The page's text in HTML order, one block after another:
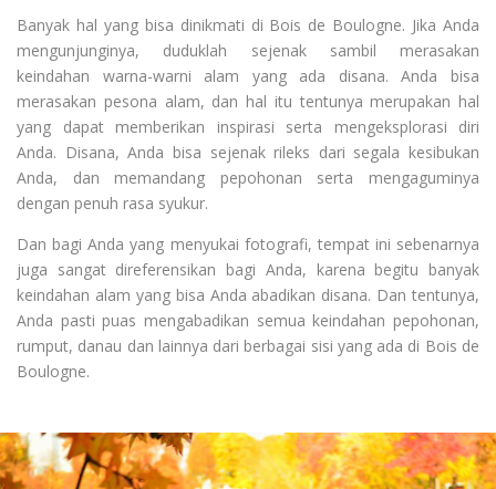
Banyak hal yang bisa dinikmati di Bois de Boulogne. Jika Anda
mengunjunginya, duduklah sejenak sambil merasakan
keindahan warna-warni alam yang ada disana. Anda bisa
merasakan pesona alam, dan hal itu tentunya merupakan hal
yang dapat memberikan inspirasi serta mengeksplorasi diri
Anda. Disana, Anda bisa sejenak rileks dari segala kesibukan
Anda, dan memandang pepohonan serta mengaguminya
dengan penuh rasa syukur.
Dan bagi Anda yang menyukai fotografi, tempat ini sebenarnya
juga sangat direferensikan bagi Anda, karena begitu banyak
keindahan alam yang bisa Anda abadikan disana. Dan tentunya,
Anda pasti puas mengabadikan semua keindahan pepohonan,
rumput, danau dan lainnya dari berbagai sisi yang ada di Bois de
Boulogne.